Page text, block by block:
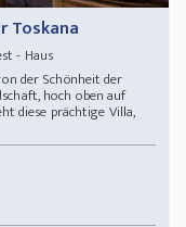
Toskana
- Haus
der Schönheit der
hoch oben auf
diese prächtige Villa,